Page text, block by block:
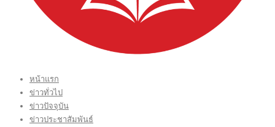
หน้าแรก
ข่าวทั่วไป
ข่าวปัจจุบัน
ข่าวประชาสัมพันธ์